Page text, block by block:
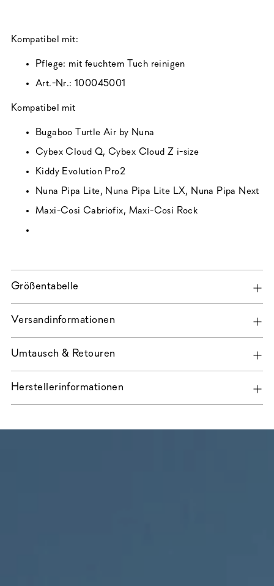
legen
Kompatibel mit:
Pflege: mit feuchtem Tuch reinigen
Art.-Nr.: 100045001
Kompatibel mit
Bugaboo Turtle Air by Nuna
Cybex Cloud Q, Cybex Cloud Z i-size
Kiddy Evolution Pro2
Nuna Pipa Lite, Nuna Pipa Lite LX, Nuna Pipa Next
Maxi-Cosi Cabriofix, Maxi-Cosi Rock
Größentabelle
Versandinformationen
Umtausch & Retouren
Herstellerinformationen